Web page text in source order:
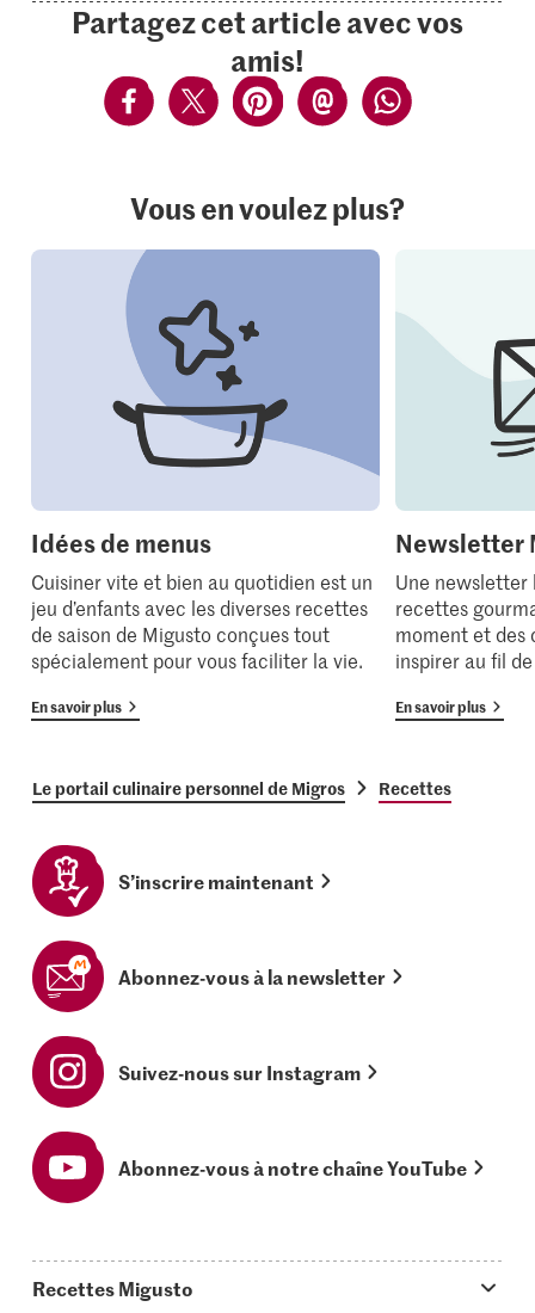
Partagez cet article avec vos
amis!
Vous en voulez plus?
Idées de menus
Cuisiner vite et bien au quotidien est un
jeu d’enfants avec les diverses recettes
de saison de Migusto conçues tout
spécialement pour vous faciliter la vie.
En savoir plus
Newsletter
Une newsletter
recettes
moment et des
inspirer au fil
En savoir plus
Le portail culinaire personnel de Migros Recettes
S’inscrire maintenant
Abonnez-vous à la newsletter
Suivez-nous sur Instagram
Abonnez-vous à notre chaîne YouTube
Recettes Migusto